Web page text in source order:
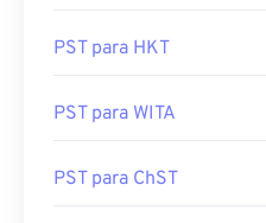
PST para HKT
PST para WITA
PST para ChST